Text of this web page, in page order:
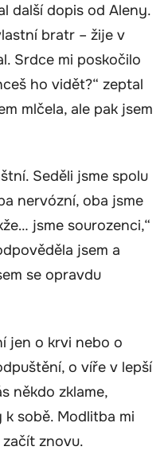
další dopis od Aleny.
bratr – žije v
Srdce mi poskočilo
ho vidět?“ zeptal
mlčela, ale pak jsem
Seděli jsme spolu
nervózní, oba jsme
jsme sourozenci,“
jsem a
se opravdu
jen o krvi nebo o
o víře v lepší
někdo zklame,
sobě. Modlitba mi
znovu.